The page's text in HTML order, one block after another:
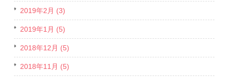
2019年2月 (3)
2019年1月 (5)
2018年12月 (5)
2018年11月 (5)